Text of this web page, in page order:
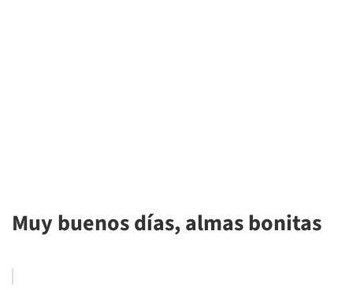
Muy buenos días, almas bonitas